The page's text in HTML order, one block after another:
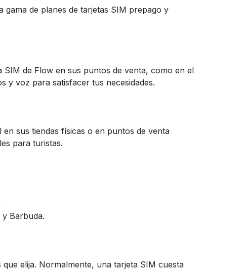
de planes de tarjetas SIM prepago y
de Flow en sus puntos de venta, como en el
y voz para satisfacer tus necesidades.
sus tiendas físicas o en puntos de venta
para turistas.
Barbuda.
elija. Normalmente, una tarjeta SIM cuesta